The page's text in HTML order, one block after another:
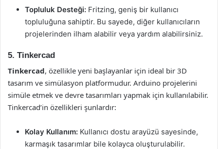
Topluluk Desteği: Fritzing, geniş bir kullanıcı
topluluğuna sahiptir. Bu sayede, diğer kullanıcıların
projelerinden ilham alabilir veya yardım alabilirsiniz.
5. Tinkercad
Tinkercad, özellikle yeni başlayanlar için ideal bir 3D
tasarım ve simülasyon platformudur. Arduino projelerini
simüle etmek ve devre tasarımları yapmak için kullanılabilir.
Tinkercad’in özellikleri şunlardır:
Kolay Kullanım: Kullanıcı dostu arayüzü sayesinde,
karmaşık tasarımlar bile kolayca oluşturulabilir.